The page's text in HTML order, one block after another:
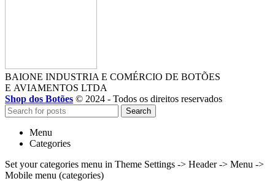
BAIONE INDUSTRIA E COMÉRCIO DE BOTÕES
E AVIAMENTOS LTDA
Shop dos Botões © 2024 - Todos os direitos reservados
Search
Menu
Categories
Set your categories menu in Theme Settings -> Header -> Menu ->
Mobile menu (categories)